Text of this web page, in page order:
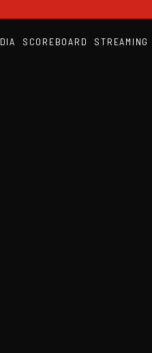
SCOREBOARD STREAMING